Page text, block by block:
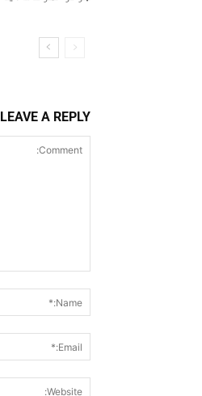
LEAVE A REPLY